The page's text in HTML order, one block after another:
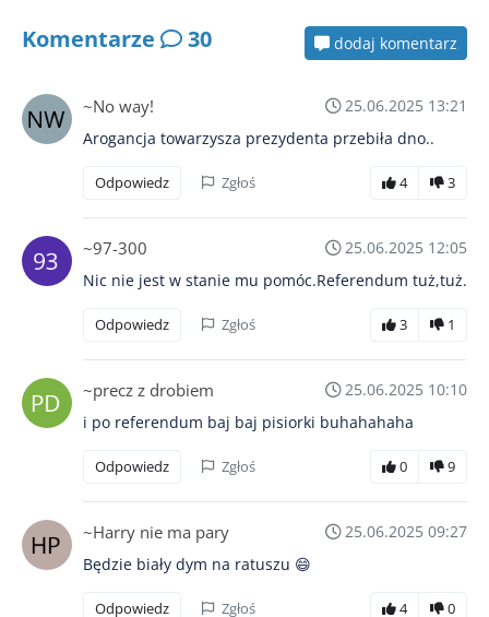
Komentarze 30 dodaj komentarz
~No way!
25.06.2025 13:21
Arogancja towarzysza prezydenta przebiła dno..
Odpowiedz Zgłoś 4 3
~97-300
25.06.2025 12:05
Nic nie jest w stanie mu pomóc.Referendum tuż,tuż.
Odpowiedz Zgłoś 3 1
~precz z drobiem
25.06.2025 10:10
i po referendum baj baj pisiorki buhahahaha
Odpowiedz Zgłoś 0 9
~Harry nie ma pary
25.06.2025 09:27
Będzie biały dym na ratuszu 😄
Odpowiedz Zgłoś 4 0